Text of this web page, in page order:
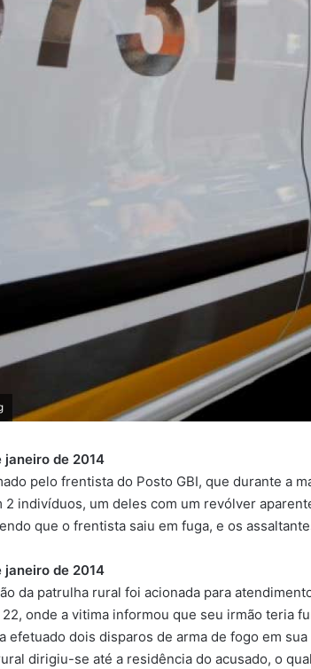
janeiro de 2014
pelo frentista do Posto GBI, que durante a
2 indivíduos, um deles com um revólver
que o frentista saiu em fuga, e os
janeiro de 2014
da patrulha rural foi acionada para
onde a vitima informou que seu irmão teria
efetuado dois disparos de arma de fogo em
dirigiu-se até a residência do acusado, o